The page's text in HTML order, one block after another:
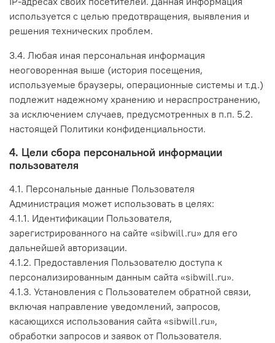
используется с целью предотвращения, выявления и
решения технических проблем.
3.4. Любая иная персональная информация
неоговоренная выше (история посещения,
используемые браузеры, операционные системы и т.д.)
подлежит надежному хранению и нераспространению,
за исключением случаев, предусмотренных в п.п. 5.2.
настоящей Политики конфиденциальности.
4. Цели сбора персональной информации
пользователя
4.1. Персональные данные Пользователя
Администрация может использовать в целях:
4.1.1. Идентификации Пользователя,
зарегистрированного на сайте «sibwill.ru» для его
дальнейшей авторизации.
4.1.2. Предоставления Пользователю доступа к
персонализированным данным сайта «sibwill.ru».
4.1.3. Установления с Пользователем обратной связи,
включая направление уведомлений, запросов,
касающихся использования сайта «sibwill.ru»,
обработки запросов и заявок от Пользователя.